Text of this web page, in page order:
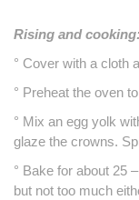
Rising and cooking:
° Cover with a cloth
° Preheat the oven
° Mix an egg yolk
glaze the crowns.
° Bake for about 25
but not too much